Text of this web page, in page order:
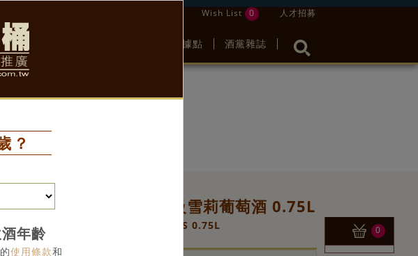
Wish List 0 人才招募
產品 服務據點 酒黨雜誌
？
年齡
使用條款和
西班牙三十年瑪度沙頂級雪莉葡萄酒 0.75L
Matusalem Oloroso Sherry VORS 0.75L 0